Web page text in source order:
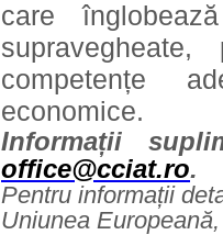
care
competențe
economice.
Informații
office@cciat.ro.
Pentru informații
Uniunea